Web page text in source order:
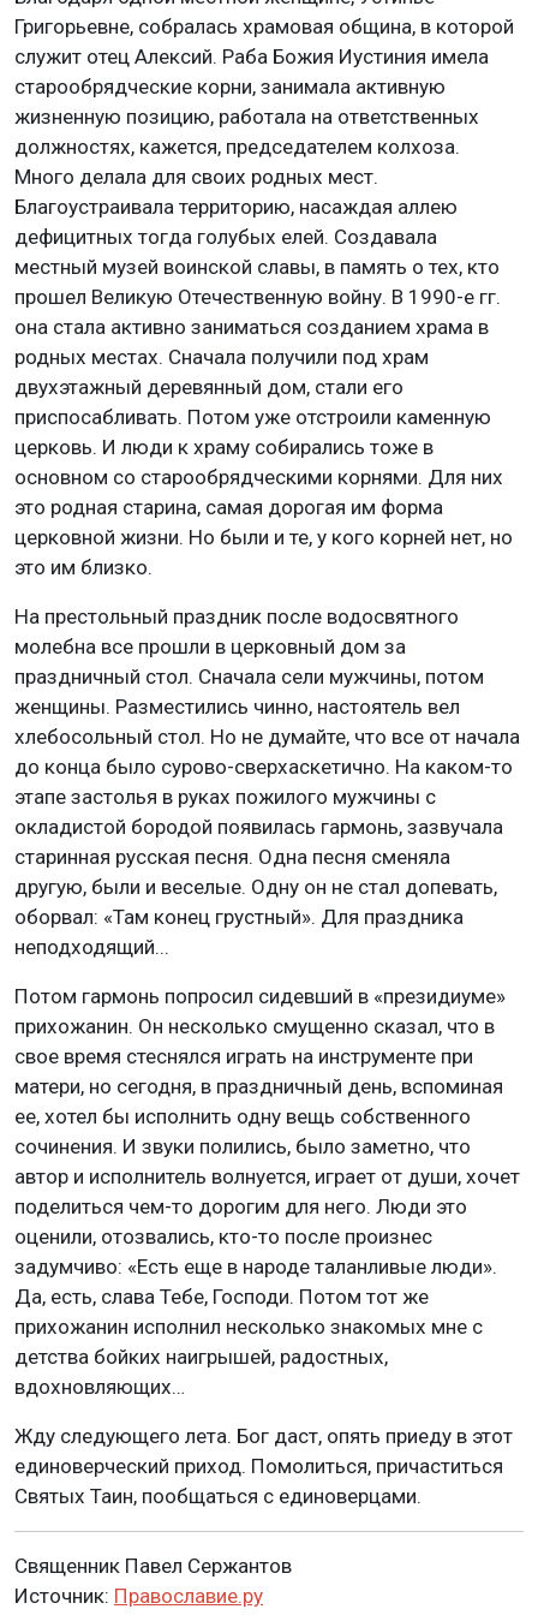
Григорьевне, собралась храмовая община, в которой
служит отец Алексий. Раба Божия Иустиния имела
старообрядческие корни, занимала активную
жизненную позицию, работала на ответственных
должностях, кажется, председателем колхоза.
Много делала для своих родных мест.
Благоустраивала территорию, насаждая аллею
дефицитных тогда голубых елей. Создавала
местный музей воинской славы, в память о тех, кто
прошел Великую Отечественную войну. В 1990-е гг.
она стала активно заниматься созданием храма в
родных местах. Сначала получили под храм
двухэтажный деревянный дом, стали его
приспосабливать. Потом уже отстроили каменную
церковь. И люди к храму собирались тоже в
основном со старообрядческими корнями. Для них
это родная старина, самая дорогая им форма
церковной жизни. Но были и те, у кого корней нет, но
это им близко.
На престольный праздник после водосвятного
молебна все прошли в церковный дом за
праздничный стол. Сначала сели мужчины, потом
женщины. Разместились чинно, настоятель вел
хлебосольный стол. Но не думайте, что все от начала
до конца было сурово-сверхаскетично. На каком-то
этапе застолья в руках пожилого мужчины с
окладистой бородой появилась гармонь, зазвучала
старинная русская песня. Одна песня сменяла
другую, были и веселые. Одну он не стал допевать,
оборвал: «Там конец грустный». Для праздника
неподходящий...
Потом гармонь попросил сидевший в «президиуме»
прихожанин. Он несколько смущенно сказал, что в
свое время стеснялся играть на инструменте при
матери, но сегодня, в праздничный день, вспоминая
ее, хотел бы исполнить одну вещь собственного
сочинения. И звуки полились, было заметно, что
автор и исполнитель волнуется, играет от души, хочет
поделиться чем-то дорогим для него. Люди это
оценили, отозвались, кто-то после произнес
задумчиво: «Есть еще в народе таланливые люди».
Да, есть, слава Тебе, Господи. Потом тот же
прихожанин исполнил несколько знакомых мне с
детства бойких наигрышей, радостных,
вдохновляющих…
Жду следующего лета. Бог даст, опять приеду в этот
единоверческий приход. Помолиться, причаститься
Святых Таин, пообщаться с единоверцами.
Священник Павел Сержантов
Источник: Православие.ру